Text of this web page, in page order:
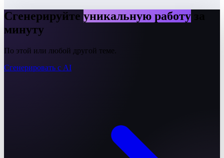
Сгенерируйте уникальную работу
минуту
По этой или любой другой теме.
Сгенерировать с AI